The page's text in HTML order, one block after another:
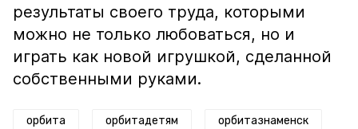
результаты своего труда, которыми
можно не только любоваться, но и
играть как новой игрушкой, сделанной
собственными руками.
орбита орбитадетям орбитазнаменск